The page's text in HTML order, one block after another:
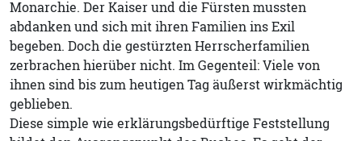
Monarchie. Der Kaiser und die Fürsten mussten
abdanken und sich mit ihren Familien ins Exil
begeben. Doch die gestürzten Herrscherfamilien
zerbrachen hierüber nicht. Im Gegenteil: Viele von
ihnen sind bis zum heutigen Tag äußerst wirkmächtig
geblieben.
Diese simple wie erklärungsbedürftige Feststellung